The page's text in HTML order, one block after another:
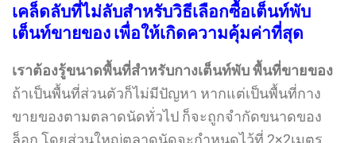
เคล็ดลับที่ไม่ลับสำหรับวิธีเลือกซื้อเต็นท์พับ
เต็นท์ขายของ เพื่อให้เกิดความคุ้มค่าที่สุด
เราต้องรู้ขนาดพื้นที่สำหรับกางเต็นท์พับ พื้นที่ขายของ
ถ้าเป็นพื้นที่ส่วนตัวก็ไม่มีปัญหา หากแต่เป็นพื้นที่กาง
ขายของตามตลาดนัดทั่วไป ก็จะถูกจำกัดขนาดของ
ล็อก โดยส่วนใหญ่ตลาดนัดจะกำหนดไว้ที่ 2×2เมตร